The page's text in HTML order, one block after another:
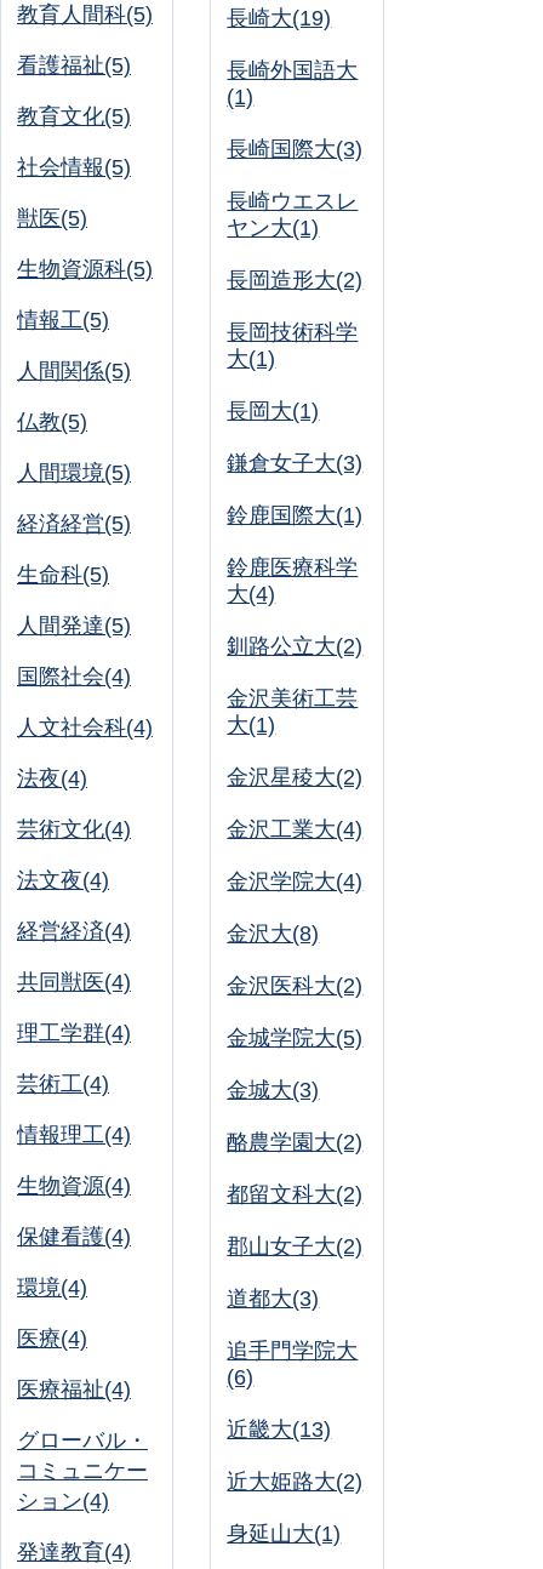
教育人間科(5)
看護福祉(5)
教育文化(5)
社会情報(5)
獣医(5)
生物資源科(5)
情報工(5)
人間関係(5)
仏教(5)
人間環境(5)
経済経営(5)
生命科(5)
人間発達(5)
国際社会(4)
人文社会科(4)
法夜(4)
芸術文化(4)
法文夜(4)
経営経済(4)
共同獣医(4)
理工学群(4)
芸術工(4)
情報理工(4)
生物資源(4)
保健看護(4)
環境(4)
医療(4)
医療福祉(4)
グローバル・
コミュニケー
ション(4)
発達教育(4)
長崎大(19)
長崎外国語大
(1)
長崎国際大(3)
長崎ウエスレ
ヤン大(1)
長岡造形大(2)
長岡技術科学
大(1)
長岡大(1)
鎌倉女子大(3)
鈴鹿国際大(1)
鈴鹿医療科学
大(4)
釧路公立大(2)
金沢美術工芸
大(1)
金沢星稜大(2)
金沢工業大(4)
金沢学院大(4)
金沢大(8)
金沢医科大(2)
金城学院大(5)
金城大(3)
酪農学園大(2)
都留文科大(2)
郡山女子大(2)
道都大(3)
追手門学院大
(6)
近畿大(13)
近大姫路大(2)
身延山大(1)